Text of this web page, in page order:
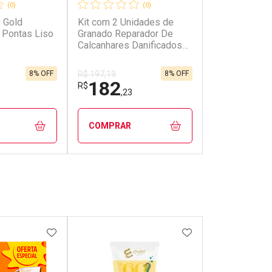
(0)
Pontas Liso
8% OFF
(0)
Kit com 2 Unidades de
Granado Reparador De
Calcanhares Danificados
R$ 197,19
R$182,23
8% OFF
COMPRAR
ADICIONAR AOS FAVORITOSADICIONAR AOS